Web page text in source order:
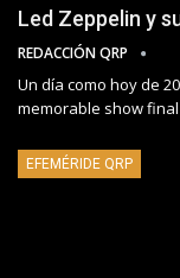
Led Zeppelin y
REDACCIÓN QRP
Un día como hoy de
memorable show final
EFEMÉRIDE QRP